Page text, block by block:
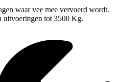
waar vee mee vervoerd wordt.
uitvoeringen tot 3500 Kg.